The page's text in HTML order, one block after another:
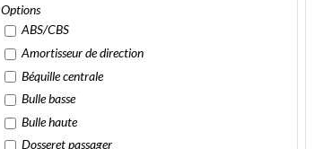
Options
ABS/CBS
Amortisseur de direction
Béquille centrale
Bulle basse
Bulle haute
Dosseret passager